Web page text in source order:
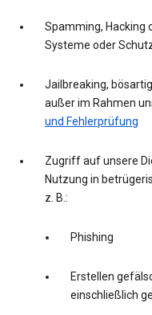
Spamming, Hacking
Systeme oder
Jailbreaking,
außer im Rahmen
und Fehlerprüfung
Zugriff auf unsere
Nutzung in
z. B.:
Phishing
Erstellen
einschließlich